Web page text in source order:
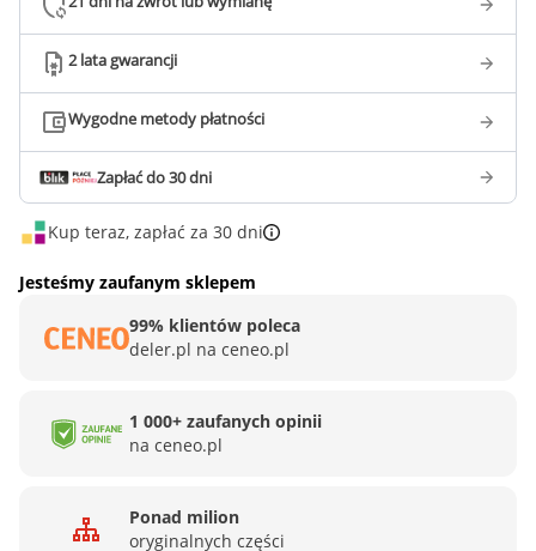
2 lata gwarancji
Wygodne metody płatności
Zapłać do 30 dni
Kup teraz, zapłać za 30 dni
Jesteśmy zaufanym sklepem
99% klientów poleca
deler.pl na ceneo.pl
1 000+ zaufanych opinii
na ceneo.pl
Ponad milion
oryginalnych części